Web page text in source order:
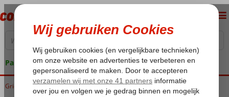
Pakketgarantie
Home
Griekenland Kreta Stavromenos RG Village Crete